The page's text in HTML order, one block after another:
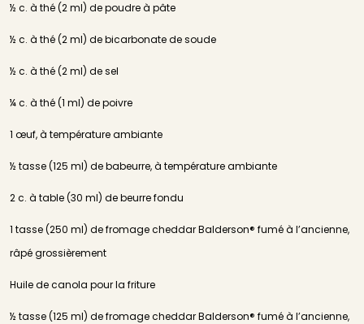
½ c. à thé (2 ml) de poudre à pâte
½ c. à thé (2 ml) de bicarbonate de soude
½ c. à thé (2 ml) de sel
¼ c. à thé (1 ml) de poivre
1 œuf, à température ambiante
½ tasse (125 ml) de babeurre, à température ambiante
2 c. à table (30 ml) de beurre fondu
1 tasse (250 ml) de fromage cheddar Balderson® fumé à l’ancienne,
râpé grossièrement
Huile de canola pour la friture
½ tasse (125 ml) de fromage cheddar Balderson® fumé à l’ancienne,